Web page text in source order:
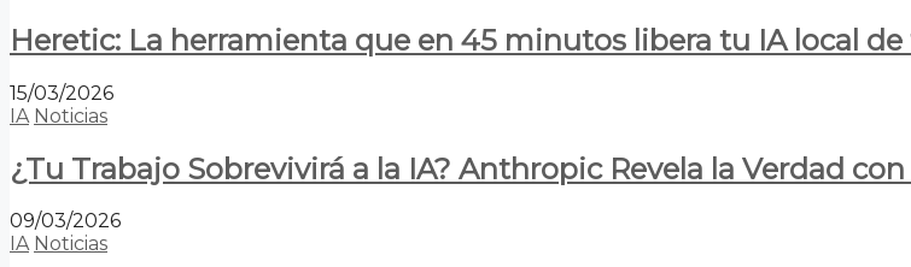
Heretic: La herramienta que en 45 minutos libera tu IA local
15/03/2026
IA Noticias
¿Tu Trabajo Sobrevivirá a la IA? Anthropic Revela la Verdad
09/03/2026
IA Noticias